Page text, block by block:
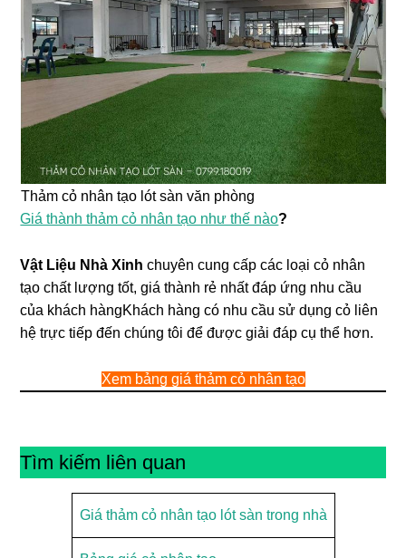
Thảm cỏ nhân tạo lót sàn văn phòng
Giá thành thảm cỏ nhân tạo như thế nào?
Vật Liệu Nhà Xinh chuyên cung cấp các loại cỏ nhân
tạo chất lượng tốt, giá thành rẻ nhất đáp ứng nhu cầu
của khách hàngKhách hàng có nhu cầu sử dụng cỏ liên
hệ trực tiếp đến chúng tôi để được giải đáp cụ thể hơn.
Xem bảng giá thảm cỏ nhân tạo
Tìm kiếm liên quan
Giá thảm cỏ nhân tạo lót sàn trong nhà